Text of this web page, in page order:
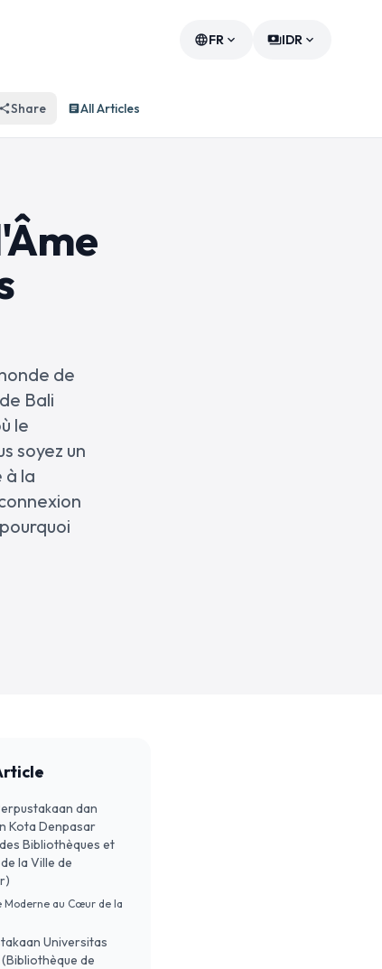
languageFR expand_more paymentsIDR expand_more
shareShare articleAll Articles
de
Bali
le
soyez un
à la
dan
Kota Denpasar
Bibliothèques et
la Ville de
Moderne au Cœur de la
Universitas
de